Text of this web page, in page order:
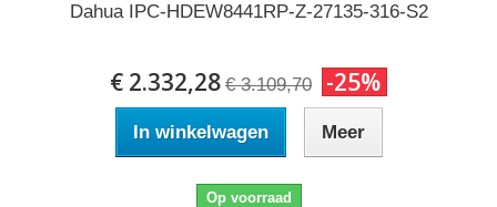
Dahua IPC-HDEW8441RP-Z-27135-316-S2
€ 2.332,28 € 3.109,70 -25%
In winkelwagen Meer
Op voorraad